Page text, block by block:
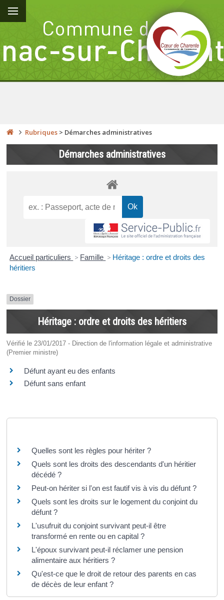
Rubriques > Démarches administratives
Démarches administratives
Accueil particuliers > Famille > Héritage : ordre et droits des
héritiers
Dossier
Héritage : ordre et droits des héritiers
Vérifié le 23/01/2017 - Direction de l'information légale et administrative
(Premier ministre)
Défunt ayant eu des enfants
Défunt sans enfant
Quelles sont les règles pour hériter ?
Quels sont les droits des descendants d'un héritier
décédé ?
Peut-on hériter si l'on est fautif vis à vis du défunt ?
Quels sont les droits sur le logement du conjoint du
défunt ?
L'usufruit du conjoint survivant peut-il être
transformé en rente ou en capital ?
L'époux survivant peut-il réclamer une pension
alimentaire aux héritiers ?
Qu'est-ce que le droit de retour des parents en cas
de décès de leur enfant ?